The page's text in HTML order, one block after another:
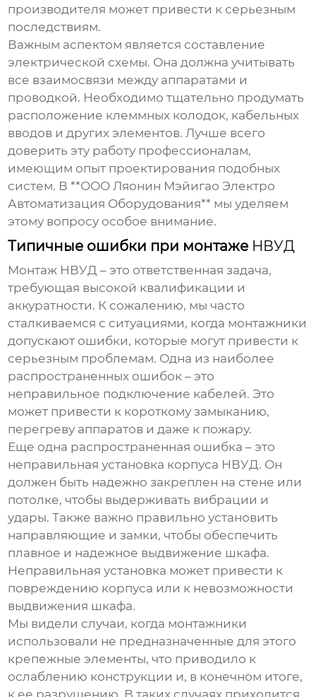
производителя может привести к серьезным
последствиям.
Важным аспектом является составление
электрической схемы. Она должна учитывать
все взаимосвязи между аппаратами и
проводкой. Необходимо тщательно продумать
расположение клеммных колодок, кабельных
вводов и других элементов. Лучше всего
доверить эту работу профессионалам,
имеющим опыт проектирования подобных
систем. В **ООО Ляонин Мэйигао Электро
Автоматизация Оборудования** мы уделяем
этому вопросу особое внимание.
Типичные ошибки при монтаже НВУД
Монтаж НВУД – это ответственная задача,
требующая высокой квалификации и
аккуратности. К сожалению, мы часто
сталкиваемся с ситуациями, когда монтажники
допускают ошибки, которые могут привести к
серьезным проблемам. Одна из наиболее
распространенных ошибок – это
неправильное подключение кабелей. Это
может привести к короткому замыканию,
перегреву аппаратов и даже к пожару.
Еще одна распространенная ошибка – это
неправильная установка корпуса НВУД. Он
должен быть надежно закреплен на стене или
потолке, чтобы выдерживать вибрации и
удары. Также важно правильно установить
направляющие и замки, чтобы обеспечить
плавное и надежное выдвижение шкафа.
Неправильная установка может привести к
повреждению корпуса или к невозможности
выдвижения шкафа.
Мы видели случаи, когда монтажники
использовали не предназначенные для этого
крепежные элементы, что приводило к
ослаблению конструкции и, в конечном итоге,